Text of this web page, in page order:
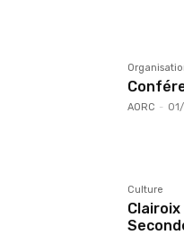
AORC -
Culture
Clairoix